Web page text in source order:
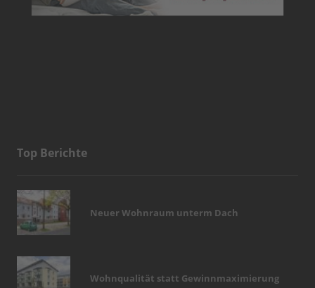
Top Berichte
Neuer Wohnraum unterm Dach
Wohnqualität statt Gewinnmaximierung